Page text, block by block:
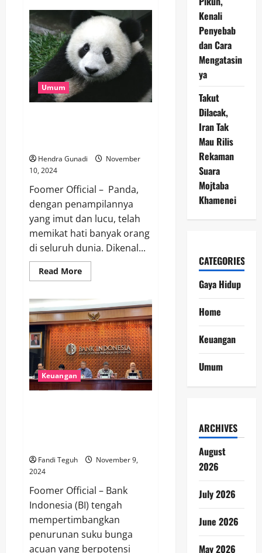
Generasi
Muda
Sekarang
Lebih
Memilih
Pekerjaan
Freelance
daripada
Harus
Kerja
Umum
Hendra Gunadi
November
10, 2024
Foomer Official – Panda,
dengan penampilannya
yang imut dan lucu, telah
memikat hati banyak orang
di seluruh dunia. Dikenal...
Read MoreRead
more
Misteri
di
Balik
Warna
Bulu
Panda:
Mengapa
Hitam-
Putih?
Keuangan
Fandi Teguh
November 9,
2024
Foomer Official – Bank
Indonesia (BI) tengah
mempertimbangkan
penurunan suku bunga
acuan yang berpotensi
Kenali
Penyebab
dan Cara
Mengatasin
ya
Takut
Dilacak,
Iran Tak
Mau Rilis
Rekaman
Suara
Mojtaba
Khamenei
CATEGORIES
Gaya Hidup
Home
Keuangan
Umum
ARCHIVES
August
2026
July 2026
June 2026
May 2026